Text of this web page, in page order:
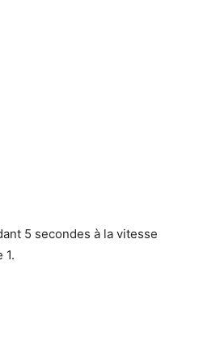
5 secondes à la vitesse
1.